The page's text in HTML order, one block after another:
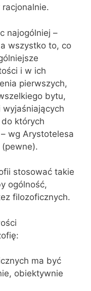
najogólniej –
wszystko to, co
i w ich
pierwszych,
bytu,
których
wg Arystotelesa
stosować takie
ogólność,
filozoficznych.
ma być
obiektywnie